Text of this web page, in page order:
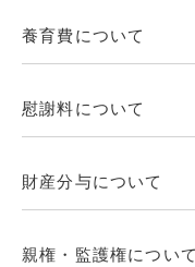
養育費について
慰謝料について
財産分与について
親権・監護権について